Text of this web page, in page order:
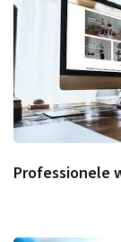
Professionele